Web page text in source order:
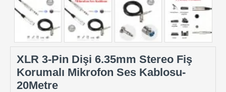
XLR 3-Pin Dişi 6.35mm Stereo Fiş
Korumalı Mikrofon Ses Kablosu-
20Metre